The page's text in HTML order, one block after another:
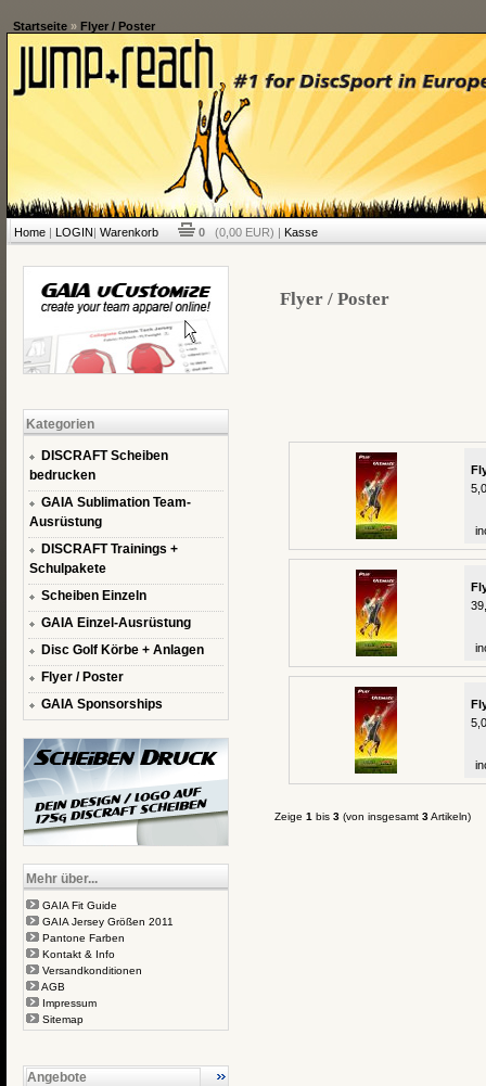
Startseite» Flyer / Poster
Home| LOGIN| Warenkorb 0 (0,00 EUR) | Kasse
Kategorien
DISCRAFT Scheiben
bedrucken
GAIA Sublimation Team-
Ausrüstung
DISCRAFT Trainings +
Schulpakete
Scheiben Einzeln
GAIA Einzel-Ausrüstung
Disc Golf Körbe + Anlagen
Flyer / Poster
GAIA Sponsorships
Mehr über...
GAIA Fit Guide
GAIA Jersey Größen 2011
Pantone Farben
Kontakt & Info
Versandkonditionen
AGB
Impressum
Sitemap
Angebote
Flyer / Poster
Zeige 1 bis 3(von insgesamt 3Artikeln)